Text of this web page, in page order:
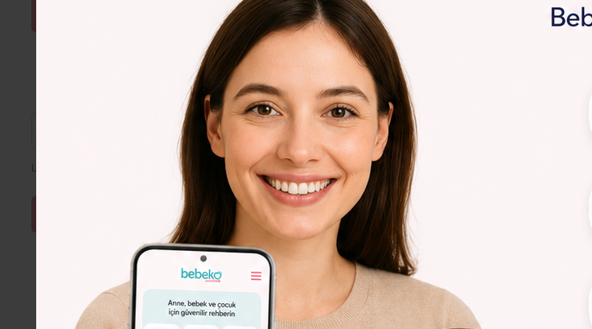
ŞİFRE SIFIRLA
Lütfen e-posta adresinizi giriniz